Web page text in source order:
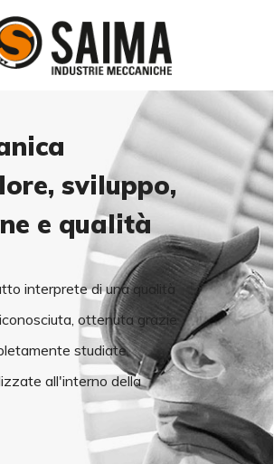
sviluppo,
e qualità
interprete di una qualità
ottenuta grazie
studiate,
all'interno della